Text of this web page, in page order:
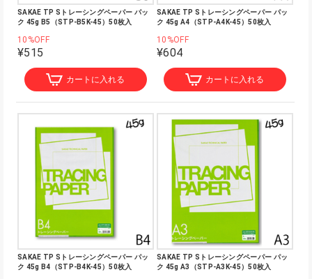
SAKAE TP Sトレーシングペーパー パッ
ク 45g B5（STP-B5K-45）50枚入
10%OFF
¥515
カートに入れる
SAKAE TP Sトレーシングペーパー パッ
ク 45g A4（STP-A4K-45）50枚入
10%OFF
¥604
カートに入れる
SAKAE TP Sトレーシングペーパー パッ
ク 45g B4（STP-B4K-45）50枚入
SAKAE TP Sトレーシングペーパー パッ
ク 45g A3（STP-A3K-45）50枚入